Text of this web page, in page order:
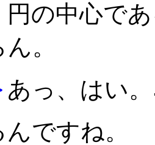
の中心で
。
あっ、はい。
ですね。